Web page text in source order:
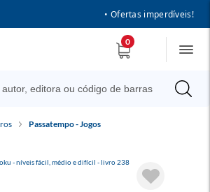
• Ofertas imperdíveis!
0
Passatempo - Jogos